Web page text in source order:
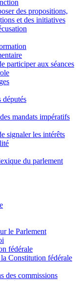
des propositions,
et des initiatives
participer aux séances
députés
mandats impératifs
signaler les intérêts
du parlement
le Parlement
fédérale
Constitution fédérale
des commissions